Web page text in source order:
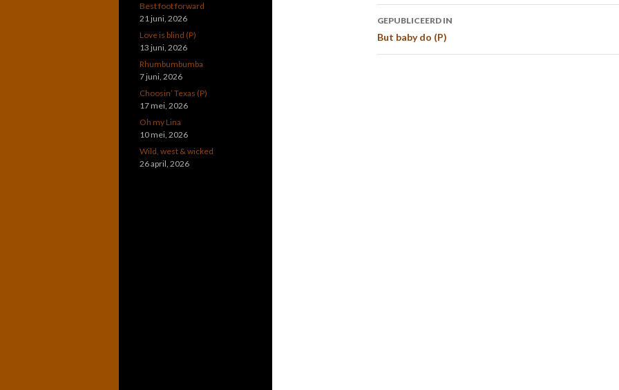
Bericht
navigatie
GEPUBLICEERD IN
But baby do (P)
Best foot forward
21 juni, 2026
Love is blind (P)
13 juni, 2026
Rhumbumbumba
7 juni, 2026
Choosin’ Texas (P)
17 mei, 2026
Oh my Lina
10 mei, 2026
Wild, west & wicked
26 april, 2026